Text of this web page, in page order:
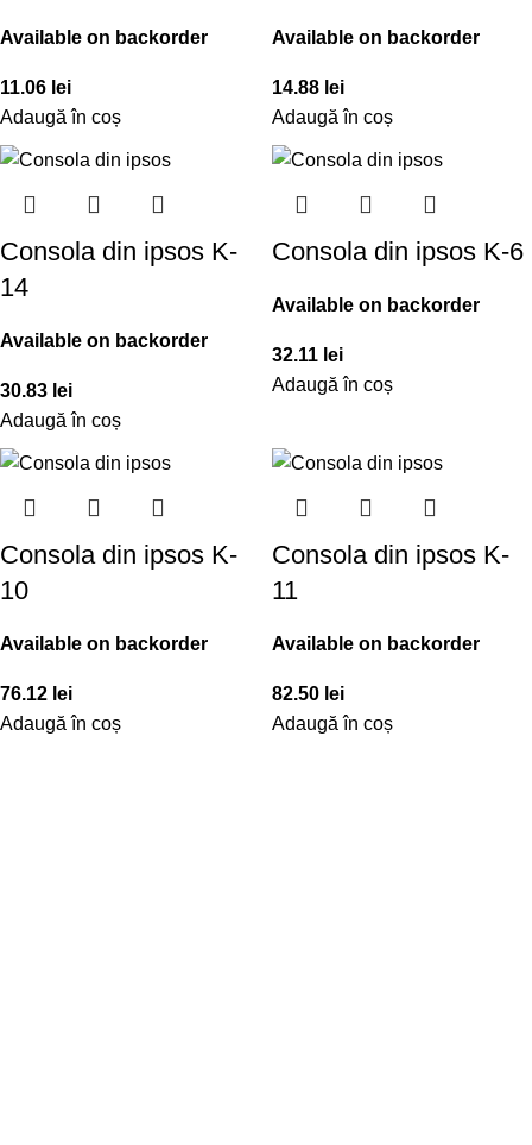
Available on backorder
11.06 lei
Adaugă în coș
Available on backorder
14.88 lei
Adaugă în coș
Consola din ipsos K-
14
Available on backorder
30.83 lei
Adaugă în coș
Consola din ipsos K-6
Available on backorder
32.11 lei
Adaugă în coș
Consola din ipsos K-
10
Available on backorder
76.12 lei
Adaugă în coș
Consola din ipsos K-
11
Available on backorder
82.50 lei
Adaugă în coș